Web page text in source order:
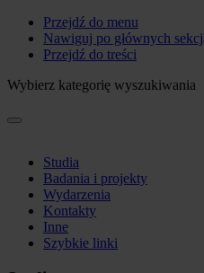
Przejdź do menu
Nawiguj po głównych
Przejdź do treści
Wybierz kategorię wyszukiwania
Studia
Badania i projekty
Wydarzenia
Kontakty
Inne
Szybkie linki